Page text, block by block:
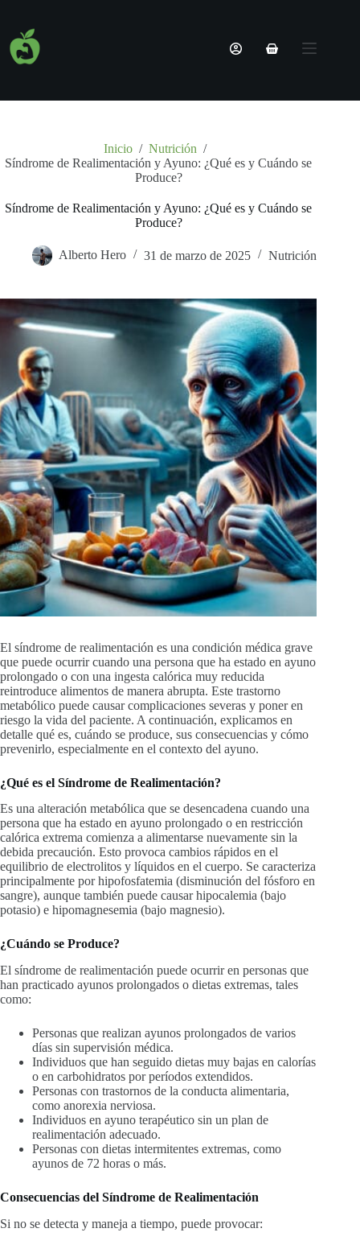
contenido
Sin
Personalizados
Blog
Nombre de usuario o correo electrónico
Carro
Inicio / Nutrición /
Síndrome de Realimentación y Ayuno: ¿Qué es y Cuándo se
Produce?
Síndrome de Realimentación y Ayuno: ¿Qué es y Cuándo se
Produce?
Alberto Hero 31 de marzo de 2025 Nutrición
El síndrome de realimentación es una condición médica grave
que puede ocurrir cuando una persona que ha estado en ayuno
prolongado o con una ingesta calórica muy reducida
reintroduce alimentos de manera abrupta. Este trastorno
metabólico puede causar complicaciones severas y poner en
riesgo la vida del paciente. A continuación, explicamos en
detalle qué es, cuándo se produce, sus consecuencias y cómo
prevenirlo, especialmente en el contexto del ayuno.
¿Qué es el Síndrome de Realimentación?
Es una alteración metabólica que se desencadena cuando una
persona que ha estado en ayuno prolongado o en restricción
calórica extrema comienza a alimentarse nuevamente sin la
debida precaución. Esto provoca cambios rápidos en el
equilibrio de electrolitos y líquidos en el cuerpo. Se caracteriza
principalmente por hipofosfatemia (disminución del fósforo en
sangre), aunque también puede causar hipocalemia (bajo
potasio) e hipomagnesemia (bajo magnesio).
¿Cuándo se Produce?
El síndrome de realimentación puede ocurrir en personas que
han practicado ayunos prolongados o dietas extremas, tales
como:
Personas que realizan ayunos prolongados de varios
días sin supervisión médica.
Individuos que han seguido dietas muy bajas en calorías
o en carbohidratos por períodos extendidos.
Personas con trastornos de la conducta alimentaria,
como anorexia nerviosa.
Individuos en ayuno terapéutico sin un plan de
realimentación adecuado.
Personas con dietas intermitentes extremas, como
ayunos de 72 horas o más.
Consecuencias del Síndrome de Realimentación
Si no se detecta y maneja a tiempo, puede provocar: